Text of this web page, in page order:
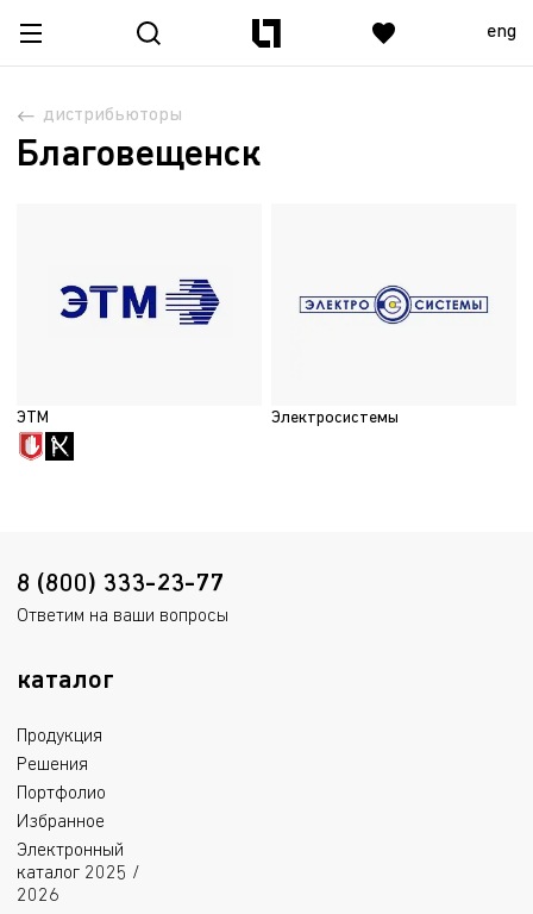
eng
дистрибьюторы
Благовещенск
ЭТМ Электросистемы
8 (800) 333-23-77
Ответим на ваши вопросы
каталог
Продукция
Решения
Портфолио
Избранное
Электронный
каталог 2025 /
2026